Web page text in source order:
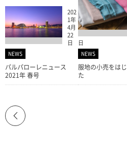
202
1年
4月
22
日
NEWS
パルパローレニュース
2021年 春号
日
NEWS
服地の小売をは
た